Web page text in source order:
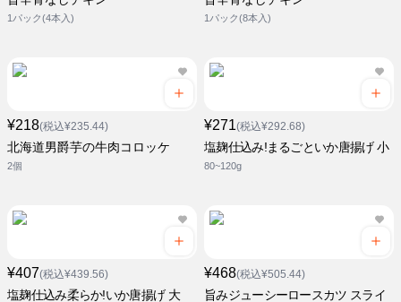
1パック(4本入) 1パック(8本入)
¥218(税込¥235.44)
北海道男爵芋の牛肉コロッケ
2個
¥271(税込¥292.68)
塩麹仕込み!まるごといか唐揚げ 小
80~120g
¥407(税込¥439.56)
塩麹仕込み柔らか!いか唐揚げ 大
¥468(税込¥505.44)
旨みジューシーロースカツ スライ